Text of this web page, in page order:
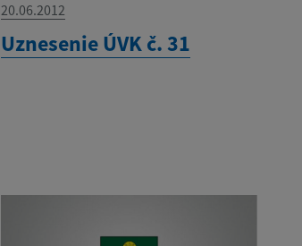
20.06.2012
Uznesenie ÚVK č. 31